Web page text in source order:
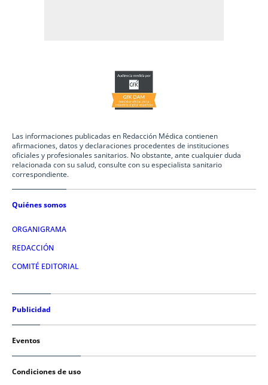
Las informaciones publicadas en Redacción Médica contienen
afirmaciones, datos y declaraciones procedentes de instituciones
oficiales y profesionales sanitarios. No obstante, ante cualquier duda
relacionada con su salud, consulte con su especialista sanitario
correspondiente.
Quiénes somos
ORGANIGRAMA
REDACCIÓN
COMITÉ EDITORIAL
Publicidad
Eventos
Condiciones de uso